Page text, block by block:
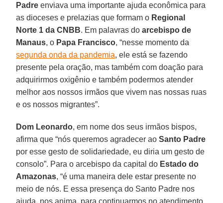
Padre enviava uma importante ajuda econômica para
as dioceses e prelazias que formam o Regional
Norte 1 da CNBB. Em palavras doarcebispo de
Manaus, o Papa Francisco, “nesse momento da
segunda onda da pandemia, ele está se fazendo
presente pela oração, mas também com doação para
adquirirmos oxigênio e também podermos atender
melhor aos nossos irmãos que vivem nas nossas ruas
e os nossos migrantes”.
Dom Leonardo, em nome dos seus irmãos bispos,
afirma que “nós queremos agradecer aoSanto Padre
por esse gesto de solidariedade, eu diria um gesto de
consolo”. Para o arcebispo da capital do Estado do
Amazonas, “é uma maneira dele estar presente no
meio de nós. E essa presença do Santo Padre nos
ajuda, nos anima, para continuarmos no atendimento